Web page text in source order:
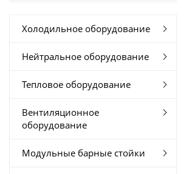
Холодильное оборудование
Нейтральное оборудование
Тепловое оборудование
Вентиляционное
оборудование
Модульные барные стойки